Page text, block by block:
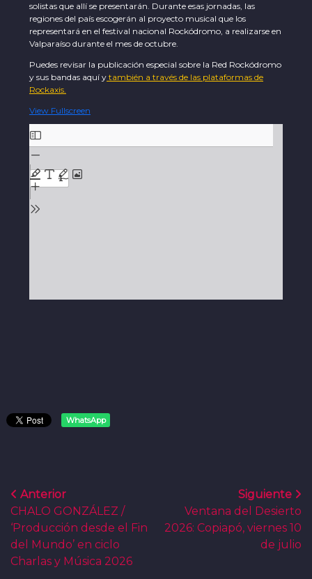
solistas que allí se presentarán. Durante esas jornadas, las
regiones del país escogerán al proyecto musical que los
representará en el festival nacional Rockódromo, a realizarse en
Valparaíso durante el mes de octubre.
Puedes revisar la publicación especial sobre la Red Rockódromo
y sus bandas aquí y también a través de las plataformas de
Rockaxis.
View Fullscreen
Saltar
al
contenido
PDF
WhatsApp
Anterior
CHALO GONZÁLEZ /
‘Producción desde el Fin
del Mundo’ en ciclo
Charlas y Música 2026
Siguiente
Ventana del Desierto
2026: Copiapó, viernes 10
de julio